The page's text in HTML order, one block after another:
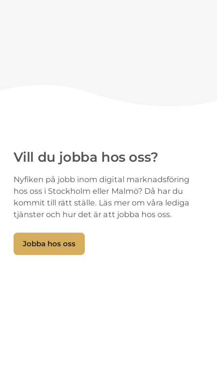
Vill du jobba hos oss?
Nyfiken på jobb inom digital marknadsföring
hos oss i Stockholm eller Malmö? Då har du
kommit till rätt ställe. Läs mer om våra lediga
tjänster och hur det är att jobba hos oss.
Jobba hos oss